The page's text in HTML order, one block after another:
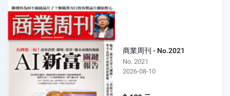
商業周刊 - No.2021
No. 2021
2026-08-10